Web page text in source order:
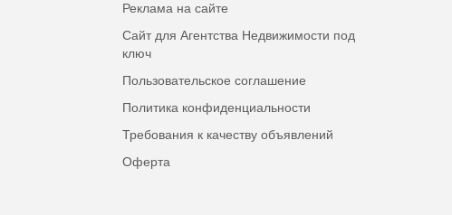
Реклама на сайте
Сайт для Агентства Недвижимости под
ключ
Пользовательское соглашение
Политика конфиденциальности
Требования к качеству объявлений
Оферта